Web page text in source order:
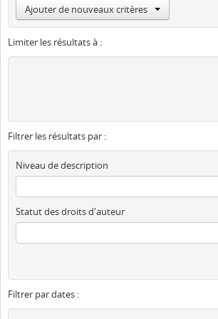
Ajouter de nouveaux critères
Limiter les résultats à :
Filtrer les résultats par :
Niveau de description
Statut des droits d'auteur
Filtrer par dates :